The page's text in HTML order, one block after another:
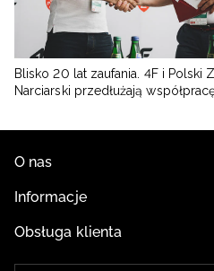
Blisko 20 lat zaufania. 4F i Polski
Narciarski przedłużają
O nas
Informacje
Obsługa klienta